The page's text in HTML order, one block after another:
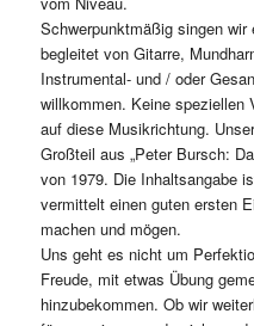
Schwerpunktmäßig singen
begleitet von Gitarre,
Instrumental- und / oder
willkommen. Keine speziellen
auf diese Musikrichtung.
Großteil aus „Peter Bursch:
von 1979. Die Inhaltsangabe
vermittelt einen guten ersten
machen und mögen.
Uns geht es nicht um
Freude, mit etwas Übung
hinzubekommen. Ob wir